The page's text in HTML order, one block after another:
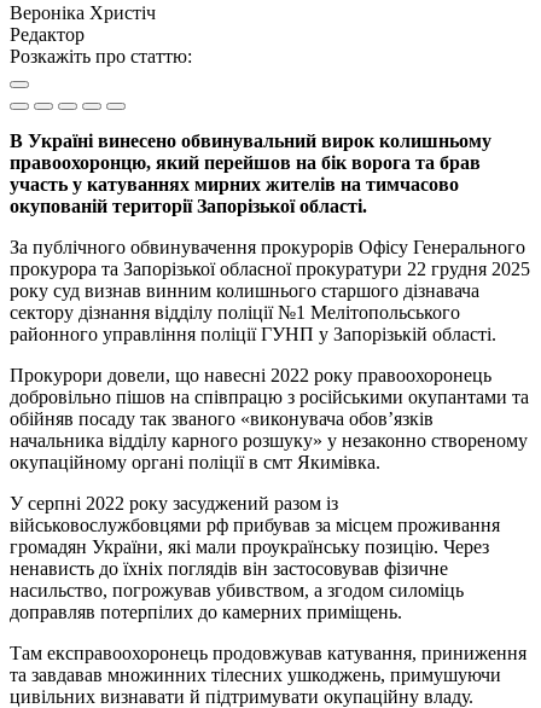
Вероніка Христіч
Редактор
Розкажіть про статтю:
В Україні винесено обвинувальний вирок колишньому
правоохоронцю, який перейшов на бік ворога та брав
участь у катуваннях мирних жителів на тимчасово
окупованій території Запорізької області.
За публічного обвинувачення прокурорів Офісу Генерального
прокурора та Запорізької обласної прокуратури 22 грудня 2025
року суд визнав винним колишнього старшого дізнавача
сектору дізнання відділу поліції №1 Мелітопольського
районного управління поліції ГУНП у Запорізькій області.
Прокурори довели, що навесні 2022 року правоохоронець
добровільно пішов на співпрацю з російськими окупантами та
обійняв посаду так званого «виконувача обов’язків
начальника відділу карного розшуку» у незаконно створеному
окупаційному органі поліції в смт Якимівка.
У серпні 2022 року засуджений разом із
військовослужбовцями рф прибував за місцем проживання
громадян України, які мали проукраїнську позицію. Через
ненависть до їхніх поглядів він застосовував фізичне
насильство, погрожував убивством, а згодом силоміць
доправляв потерпілих до камерних приміщень.
Там експравоохоронець продовжував катування, приниження
та завдавав множинних тілесних ушкоджень, примушуючи
цивільних визнавати й підтримувати окупаційну владу.